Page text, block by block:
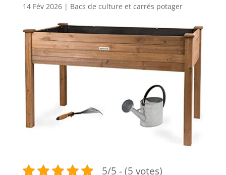
14 Fév 2026| Bacs de culture et carrés potager
5/5 - (5 votes)